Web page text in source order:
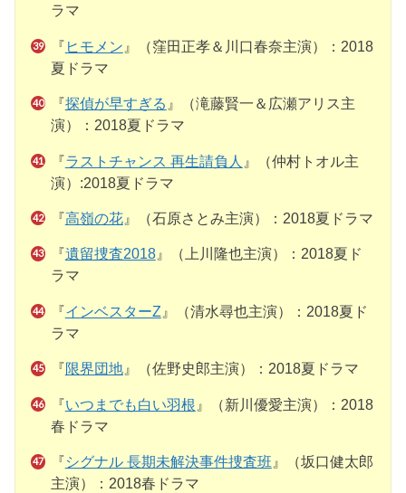
ラマ
『 ヒモメン 』（窪田正孝＆川口春奈主演）：2018
夏ドラマ
『探偵が早すぎる 』（滝藤賢一＆広瀬アリス主
演）：2018夏ドラマ
『ラストチャンス 再生請負人 』（仲村トオル主
演）:2018夏ドラマ
『高嶺の花』（石原さとみ主演）：2018夏ドラマ
『 遺留捜査2018』（上川隆也主演）：2018夏ド
ラマ
『インベスターZ 』（清水尋也主演）：2018夏ド
ラマ
『限界団地』（佐野史郎主演）：2018夏ドラマ
『いつまでも白い羽根 』（新川優愛主演）：2018
春ドラマ
『シグナル 長期未解決事件捜査班』（坂口健太郎
主演）：2018春ドラマ